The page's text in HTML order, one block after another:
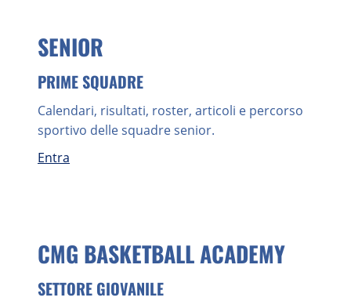
SENIOR
PRIME SQUADRE
Calendari, risultati, roster, articoli e percorso
sportivo delle squadre senior.
Entra
CMG BASKETBALL ACADEMY
SETTORE GIOVANILE